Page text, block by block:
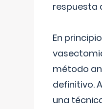
respuesta
En
método
definitivo.
una